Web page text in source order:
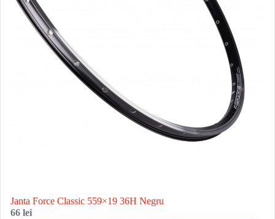
Janta Force Classic 559×19 36H Negru
66 lei